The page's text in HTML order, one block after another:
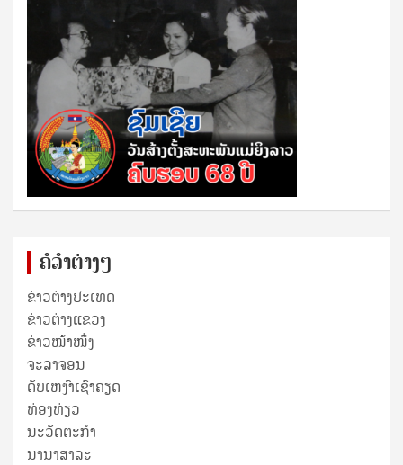
ຄໍລຳຕ່າງໆ
ຂ່າວຕ່າງປະເທດ
ຂ່າວ​ຕ່າງ​ແຂວງ
ຂ່າວໜ້າໜຶ່ງ
ຈະລາຈອນ
ດັບເຫງົາເຊົາຄຽດ
ທ່ອງທ່ຽວ
ນະວັດຕະກໍາ
ນານາສາລະ